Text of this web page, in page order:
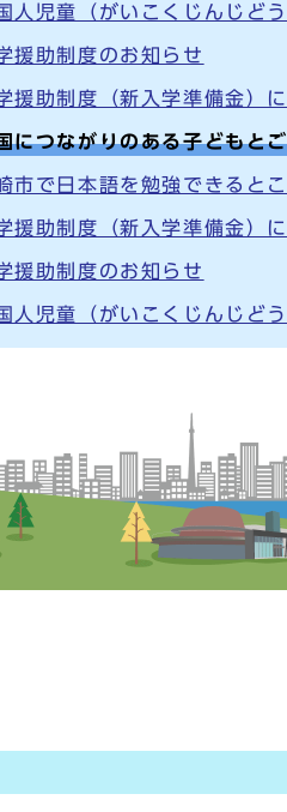
人児童（がいこくじんじど
援助制度のお知らせ
援助制度（新入学準備金）
につながりのある子どもと
市で日本語を勉強できると
援助制度（新入学準備金）
援助制度のお知らせ
人児童（がいこくじんじど